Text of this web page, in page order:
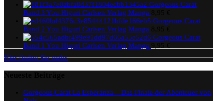
Gorgeous Carat
Band 3 You Higuri Carlsen Verlag Manga
Gorgeous Carat
Band 2 You Higuri Carlsen Verlag Manga
Gorgeous Carat
Band 1 You Higuri Carlsen Verlag Manga
Hier finden Sie mehr.
Gorgeous Carat La Esperanza – Das Finale der Abenteuer von